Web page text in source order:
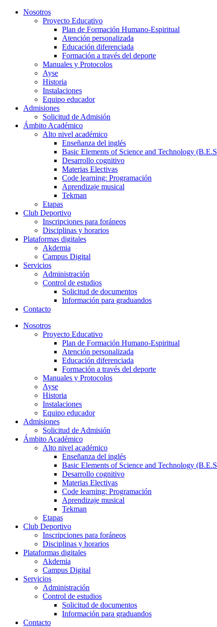
Nosotros
Proyecto Educativo
Plan de Formación Humano-Espiritual
Atención personalizada
Educación diferenciada
Formación a través del deporte
Manuales y Protocolos
Ayse
Historia
Instalaciones
Equipo educador
Admisiones
Solicitud de Admisión
Ámbito Académico
Alto nivel académico
Enseñanza del inglés
Basic Elements of Science and Technology
Desarrollo cognitivo
Materias Electivas
Code learning: Programación
Aprendizaje musical
Tekman
Etapas
Club Deportivo
Inscripciones para foráneos
Disciplinas y horarios
Plataformas digitales
Akdemia
Campus Digital
Servicios
Administración
Control de estudios
Solicitud de documentos
Información para graduandos
Contacto
Nosotros
Proyecto Educativo
Plan de Formación Humano-Espiritual
Atención personalizada
Educación diferenciada
Formación a través del deporte
Manuales y Protocolos
Ayse
Historia
Instalaciones
Equipo educador
Admisiones
Solicitud de Admisión
Ámbito Académico
Alto nivel académico
Enseñanza del inglés
Basic Elements of Science and Technology
Desarrollo cognitivo
Materias Electivas
Code learning: Programación
Aprendizaje musical
Tekman
Etapas
Club Deportivo
Inscripciones para foráneos
Disciplinas y horarios
Plataformas digitales
Akdemia
Campus Digital
Servicios
Administración
Control de estudios
Solicitud de documentos
Información para graduandos
Contacto